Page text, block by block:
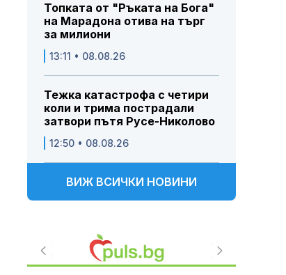
Топката от "Ръката на Бога"
на Марадона отива на търг
за милиони
13:11 • 08.08.26
Тежка катастрофа с четири
коли и трима пострадали
затвори пътя Русе-Николово
12:50 • 08.08.26
ВИЖ ВСИЧКИ НОВИНИ